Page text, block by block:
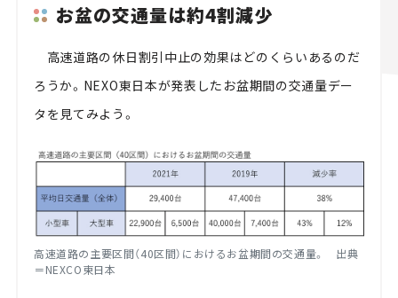
お盆の交通量は約4割減少
高速道路の休日割引中止の効果はどのくらいあるのだ
ろうか。NEXO東日本が発表したお盆期間の交通量デー
タを見てみよう。
高速道路の主要区間（40区間）におけるお盆期間の交通量。 出典
＝NEXCO東日本